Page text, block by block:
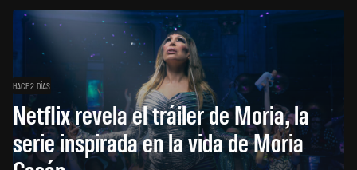
HACE 2 DÍAS
Netflix revela el tráiler de Moria, la
serie inspirada en la vida de Moria